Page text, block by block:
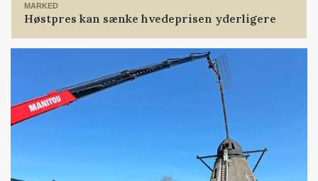
MARKED
Høstpres kan sænke hvedeprisen yderligere